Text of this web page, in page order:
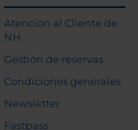
Atención al Cliente de
NH
Gestión de reservas
Condiciones generales
Newsletter
Fastpass